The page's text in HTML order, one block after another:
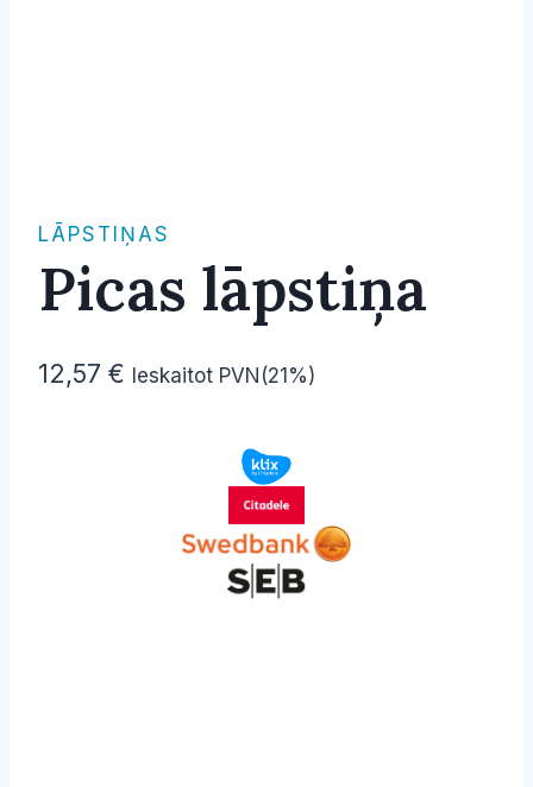
LĀPSTIŅAS
Picas lāpstiņa
12,57 € Ieskaitot PVN(21%)